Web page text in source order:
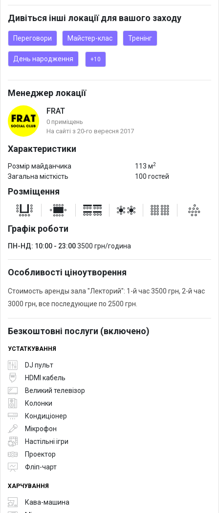
Дивіться інші локації для вашого заходу
Переговори Майстер-клас Тренінг
День народження +10
Менеджер локації
FRAT
0 приміщень
На сайті з 20-го вересня 2017
Характеристики
Розмір майданчика 113 м2
Загальна місткість 100 гостей
Розміщення
Графік роботи
ПН-НД: 10:00 - 23:003500 грн/година
Особливості ціноутворення
Стоимость аренды зала "Лекторий": 1-й час 3500 грн, 2-й час
3000 грн, все последующие по 2500 грн.
Безкоштовні послуги (включено)
УСТАТКУВАННЯ
DJ пульт
HDMI кабель
Великий телевізор
Колонки
Кондиціонер
Мікрофон
Настільні ігри
Проектор
Фліп-чарт
ХАРЧУВАННЯ
Кава-машина